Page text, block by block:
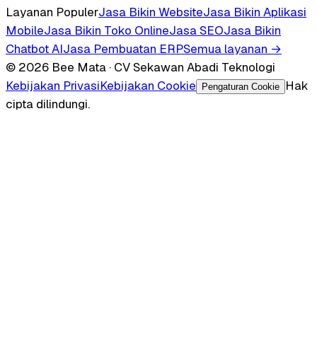
Layanan PopulerJasa Bikin WebsiteJasa Bikin Aplikasi
MobileJasa Bikin Toko OnlineJasa SEOJasa Bikin
Chatbot AIJasa Pembuatan ERPSemua layanan →
© 2026 Bee Mata · CV Sekawan Abadi Teknologi
Kebijakan PrivasiKebijakan Cookie Pengaturan Cookie
Hak
cipta dilindungi.